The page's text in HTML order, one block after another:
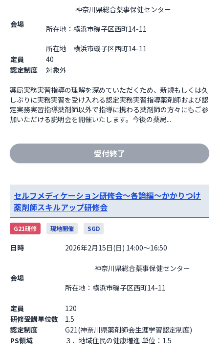
会場
所在地：横浜市磯子区西町14-11
所在地　横浜市磯子区西町14-11
定員
40
認定制度
対象外
薬局実務実習指導の理解を深めていただくため、新規もしくは久
しぶりに実務実習を受け入れる認定実務実習指導薬剤師および認
定実務実習指導薬剤師以外で指導に携わる薬剤師の方々にもご参
加いただける説明会を開催いたします。今後の薬局...
受付終了
セルフメディケーション研修会～各論編～かかりつけ
薬剤師スキルアップ研修会
G21研修 現地開催 SGD
日時 2026年2月15日(日) 14:00～16:50
会場
所在地：横浜市磯子区西町14-11
定員
120
研修受講単位数
1.5
認定制度
G21(神奈川県薬剤師会生涯学習認定制度)
PS領域
３．地域住民の健康増進 単位：1.5